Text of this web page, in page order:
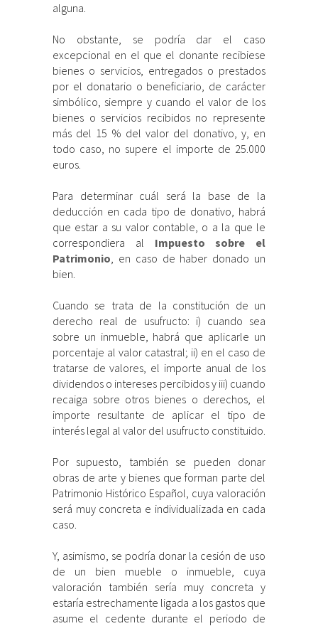
alguna.
No obstante, se podría dar el caso
excepcional en el que el donante recibiese
bienes o servicios, entregados o prestados
por el donatario o beneficiario, de carácter
simbólico, siempre y cuando el valor de los
bienes o servicios recibidos no represente
más del 15 % del valor del donativo, y, en
todo caso, no supere el importe de 25.000
euros.
Para determinar cuál será la base de la
deducción en cada tipo de donativo, habrá
que estar a su valor contable, o a la que le
correspondiera al Impuesto sobre el
Patrimonio, en caso de haber donado un
bien.
Cuando se trata de la constitución de un
derecho real de usufructo: i) cuando sea
sobre un inmueble, habrá que aplicarle un
porcentaje al valor catastral; ii) en el caso de
tratarse de valores, el importe anual de los
dividendos o intereses percibidos y iii) cuando
recaiga sobre otros bienes o derechos, el
importe resultante de aplicar el tipo de
interés legal al valor del usufructo constituido.
Por supuesto, también se pueden donar
obras de arte y bienes que forman parte del
Patrimonio Histórico Español, cuya valoración
será muy concreta e individualizada en cada
caso.
Y, asimismo, se podría donar la cesión de uso
de un bien mueble o inmueble, cuya
valoración también sería muy concreta y
estaría estrechamente ligada a los gastos que
asume el cedente durante el periodo de